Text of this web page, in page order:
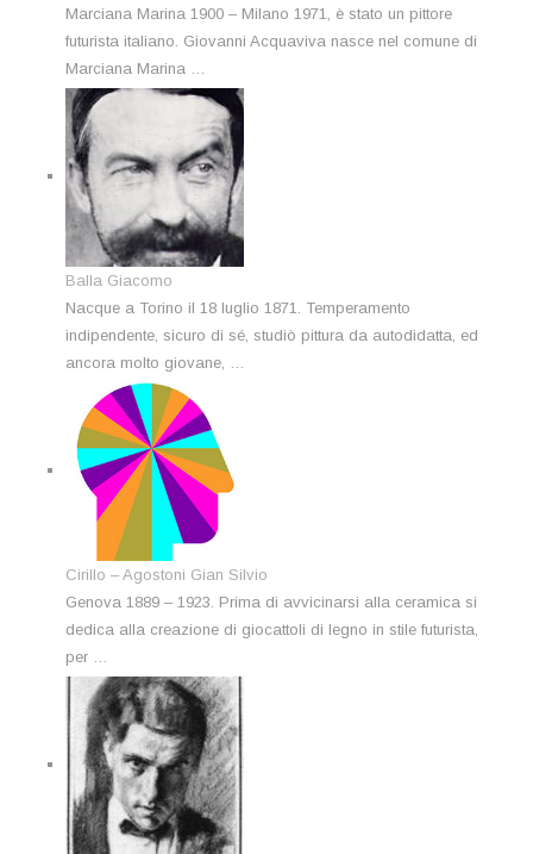
Marciana Marina 1900 – Milano 1971, è stato un pittore
futurista italiano. Giovanni Acquaviva nasce nel comune di
Marciana Marina …
Balla Giacomo
Nacque a Torino il 18 luglio 1871. Temperamento
indipendente, sicuro di sé, studiò pittura da autodidatta, ed
ancora molto giovane, …
Cirillo – Agostoni Gian Silvio
Genova 1889 – 1923. Prima di avvicinarsi alla ceramica si
dedica alla creazione di giocattoli di legno in stile futurista,
per …